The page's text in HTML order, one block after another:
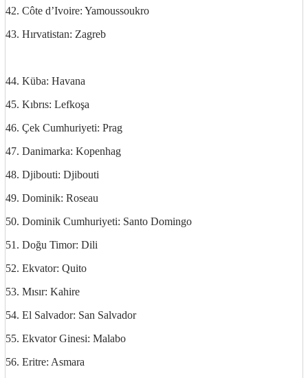
42. Côte d’Ivoire: Yamoussoukro
43. Hırvatistan: Zagreb
44. Küba: Havana
45. Kıbrıs: Lefkoşa
46. Çek Cumhuriyeti: Prag
47. Danimarka: Kopenhag
48. Djibouti: Djibouti
49. Dominik: Roseau
50. Dominik Cumhuriyeti: Santo Domingo
51. Doğu Timor: Dili
52. Ekvator: Quito
53. Mısır: Kahire
54. El Salvador: San Salvador
55. Ekvator Ginesi: Malabo
56. Eritre: Asmara